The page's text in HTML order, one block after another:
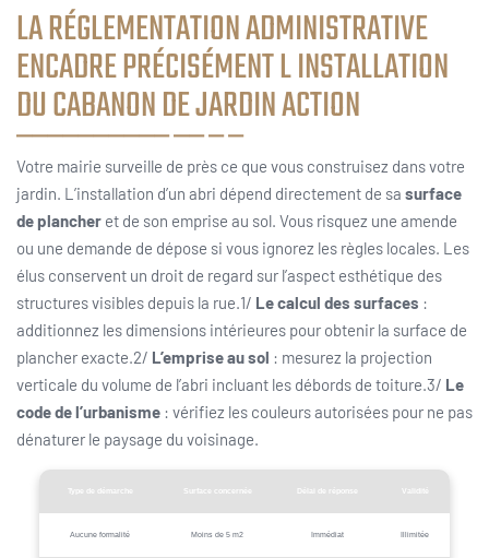
LA RÉGLEMENTATION ADMINISTRATIVE
ENCADRE PRÉCISÉMENT L INSTALLATION
DU CABANON DE JARDIN ACTION
Votre mairie surveille de près ce que vous construisez dans votre
jardin. L’installation d’un abri dépend directement de sa surface
de plancher et de son emprise au sol. Vous risquez une amende
ou une demande de dépose si vous ignorez les règles locales. Les
élus conservent un droit de regard sur l’aspect esthétique des
structures visibles depuis la rue.1/ Le calcul des surfaces :
additionnez les dimensions intérieures pour obtenir la surface de
plancher exacte.2/ L’emprise au sol : mesurez la projection
verticale du volume de l’abri incluant les débords de toiture.3/ Le
code de l’urbanisme : vérifiez les couleurs autorisées pour ne pas
dénaturer le paysage du voisinage.
Type de démarche Surface concernée Délai de réponse Validité
Aucune formalité Moins de 5 m2 Immédiat Illimitée